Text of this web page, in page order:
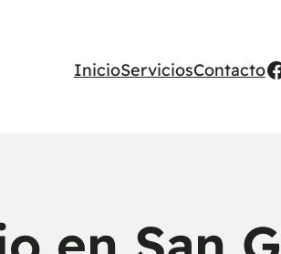
InicioServiciosContacto